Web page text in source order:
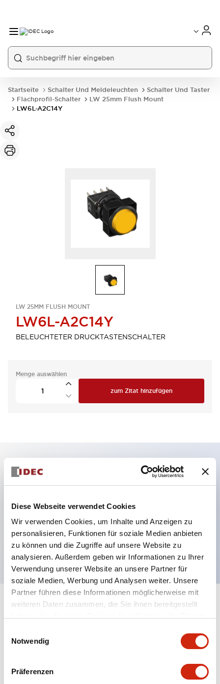
Diese Webseite verwendet Cookies
Wir verwenden Cookies, um Inhalte und Anzeigen zu
personalisieren, Funktionen für soziale Medien anbieten
zu können und die Zugriffe auf unsere Website zu
analysieren. Außerdem geben wir Informationen zu Ihrer
Verwendung unserer Website an unsere Partner für
soziale Medien, Werbung und Analysen weiter. Unsere
Partner führen diese Informationen möglicherweise mit
weiteren Daten zusammen, die Sie ihnen bereitgestellt
Notwendig
Präferenzen
Startseite Schalter Und Meldeleuchten
Schalter Und Taster
Flachprofil-Schalter
LW 25mm Flush Mount
LW6L-A2C14Y
LW 25MM FLUSH MOUNT
LW6L-A2C14Y
BELEUCHTETER DRUCKTASTENSCHALTER
Menge auswählen
zum Zitat hinzufügen
Hauptmerkmale
Mehrfachbefestigung möglich
Der schlüsselsichere Selektorschalter verwendet
eine hochsichere Stiftzuhaltungsstruktur
Schutzart IP65 (IEC60529)
Spezifikationen Alle erweitern
portion)